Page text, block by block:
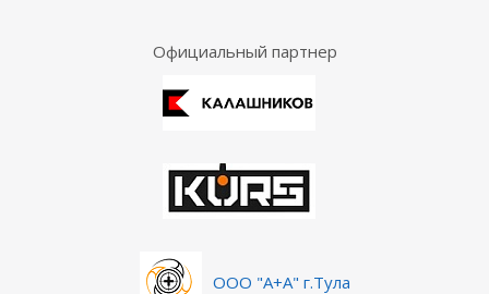
Официальный партнер
ООО "А+А" г.Тула